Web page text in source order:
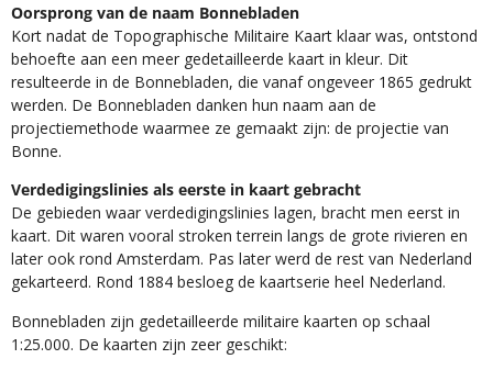
Oorsprong van de naam Bonnebladen
Kort nadat de Topographische Militaire Kaart klaar was, ontstond
behoefte aan een meer gedetailleerde kaart in kleur. Dit
resulteerde in de Bonnebladen, die vanaf ongeveer 1865 gedrukt
werden. De Bonnebladen danken hun naam aan de
projectiemethode waarmee ze gemaakt zijn: de projectie van
Bonne.
Verdedigingslinies als eerste in kaart gebracht
De gebieden waar verdedigingslinies lagen, bracht men eerst in
kaart. Dit waren vooral stroken terrein langs de grote rivieren en
later ook rond Amsterdam. Pas later werd de rest van Nederland
gekarteerd. Rond 1884 besloeg de kaartserie heel Nederland.
Bonnebladen zijn gedetailleerde militaire kaarten op schaal
1:25.000. De kaarten zijn zeer geschikt:​